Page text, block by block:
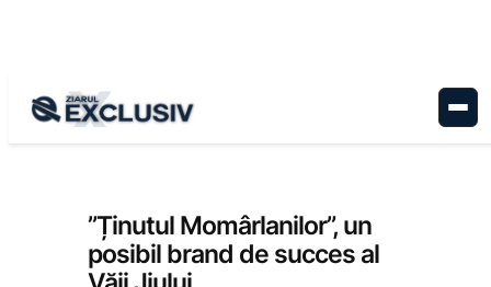
Cultură, Economie
”Ținutul Momârlanilor”, un
posibil brand de succes al